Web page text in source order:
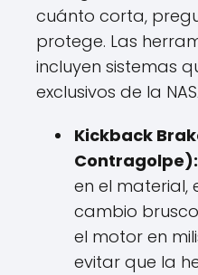
cuánto corta,
protege. Las
incluyen sistemas
exclusivos de la
Kickback
Contragolpe):
en el material,
cambio
el motor en
evitar que la